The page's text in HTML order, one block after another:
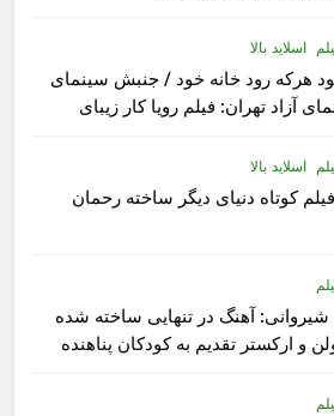
اسلاید بالا
هرکه رود خانه خود / جنبش سینمای
آزاد تهران: فیلم رویا کار زیبای
اسلاید بالا
کوتاه دنیای دیگر ساخته رحمان
آهنگ در تنهایی ساخته شده
و ارکستر تقدیم به کودکان پناهنده